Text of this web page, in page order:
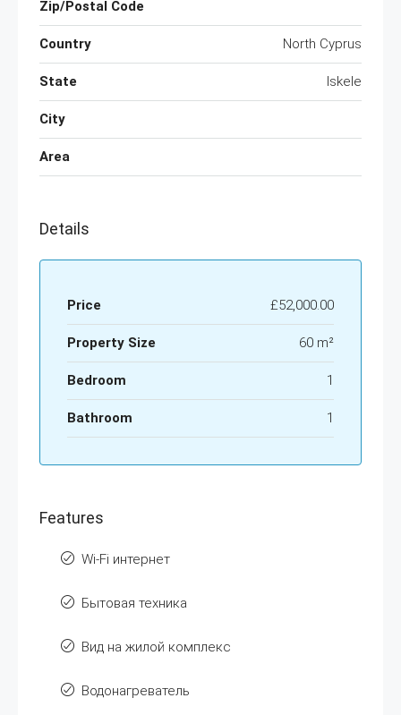
Zip/Postal Code
Country North Cyprus
State Iskele
City
Area
Details
Price £52,000.00
Property Size 60 m²
Bedroom 1
Bathroom 1
Features
Wi-Fi интернет
Бытовая техника
Вид на жилой комплекс
Водонагреватель